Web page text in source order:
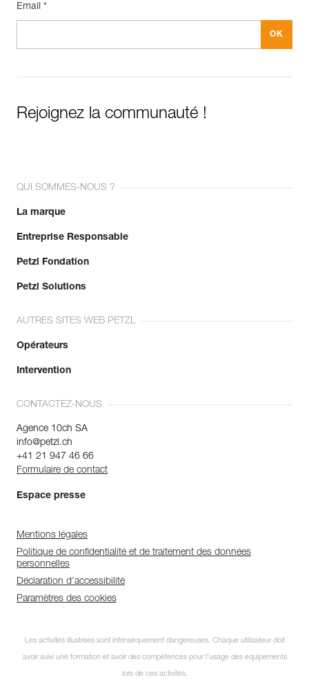
Email *
Rejoignez la communauté !
QUI SOMMES-NOUS ?
La marque
Entreprise Responsable
Petzl Fondation
Petzl Solutions
AUTRES SITES WEB PETZL
Opérateurs
Intervention
CONTACTEZ-NOUS
Agence 10ch SA
info@petzl.ch
+41 21 947 46 66
Formulaire de contact
Espace presse
Mentions légales
Politique de confidentialité et de traitement des données
personnelles
Déclaration d'accessibilité
Paramètres des cookies
Les activités illustrées sont intrinsèquement dangereuses. Chaque utilisateur doit
avoir suivi une formation et avoir des compétences pour l’usage des équipements
lors de ces activités.